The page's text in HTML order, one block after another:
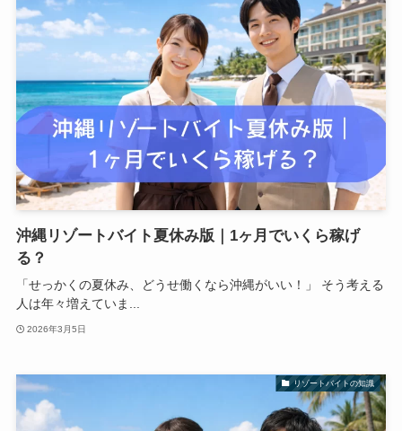
沖縄リゾートバイト夏休み版｜1ヶ月でいくら稼げ
る？
「せっかくの夏休み、どうせ働くなら沖縄がいい！」 そう考える
人は年々増えていま...
2026年3月5日
リゾートバイトの知識